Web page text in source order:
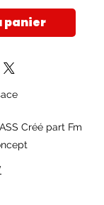
panier
Créé part Fm